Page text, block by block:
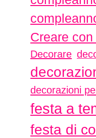
Creare
Decorare
decorazioni
festa a
festa di